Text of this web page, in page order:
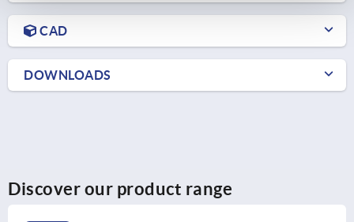
CAD
DOWNLOADS
Discover our product range